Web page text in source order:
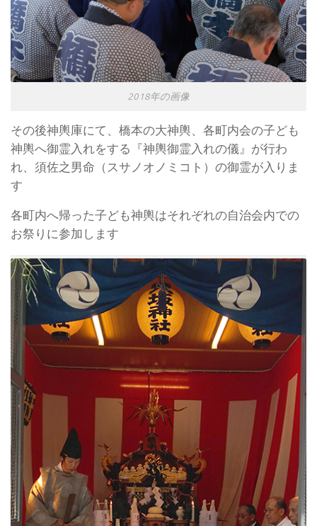
2018年の画像
その後神輿庫にて、橋本の大神輿、各町内会の子ども
神輿へ御霊入れをする『神輿御霊入れの儀』が行わ
れ、須佐之男命（スサノオノミコト）の御霊が入りま
す
各町内へ帰った子ども神輿はそれぞれの自治会内での
お祭りに参加します